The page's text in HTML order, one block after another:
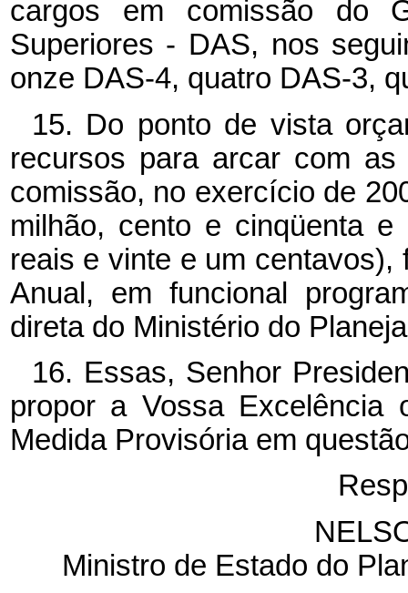
cargos em comissão do
Superiores - DAS, nos
onze DAS-4, quatro DAS-3,
15. Do ponto de vista
recursos para arcar com
comissão, no exercício de
milhão, cento e cinqüenta
reais e vinte e um
Anual, em funcional
direta do Ministério do
16. Essas, Senhor
propor a Vossa Excelência
Medida Provisória em
Ministro de Estado do